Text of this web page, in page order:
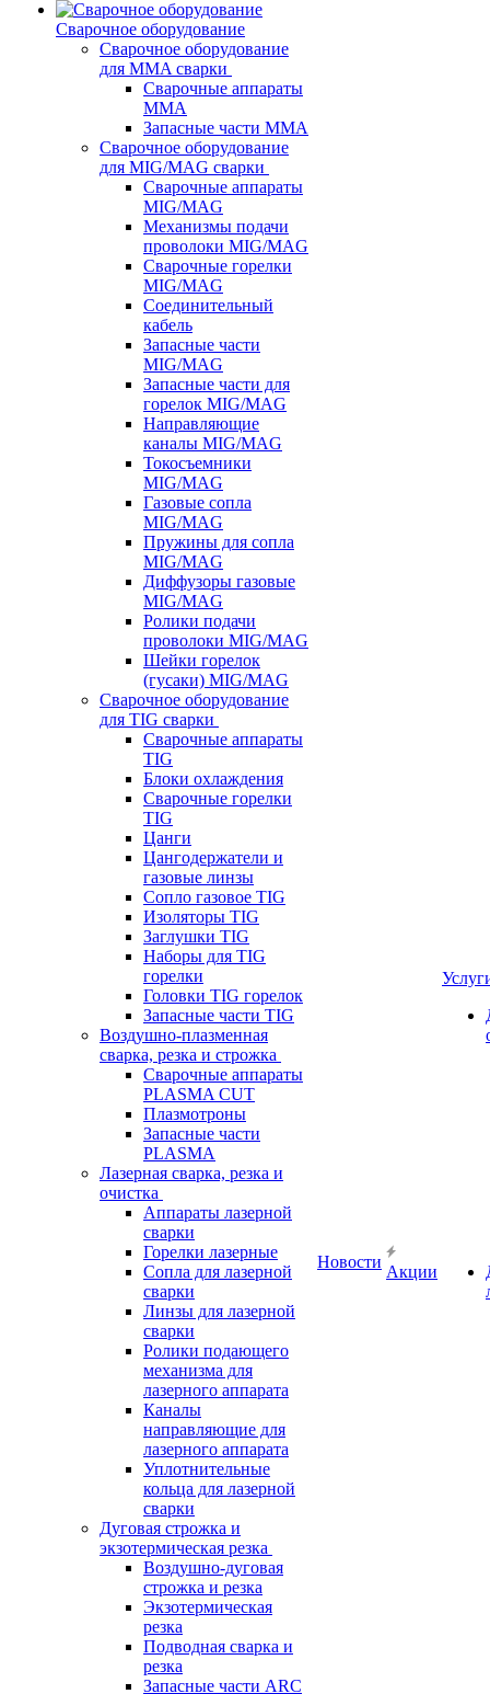
Сварочное оборудование
Сварочное оборудование
для MMA сварки
Сварочные аппараты
MMA
Запасные части MMA
Сварочное оборудование
для MIG/MAG сварки
Сварочные аппараты
MIG/MAG
Механизмы подачи
проволоки MIG/MAG
Сварочные горелки
MIG/MAG
Соединительный
кабель
Запасные части
MIG/MAG
Запасные части для
горелок MIG/MAG
Направляющие
каналы MIG/MAG
Токосъемники
MIG/MAG
Газовые сопла
MIG/MAG
Пружины для сопла
MIG/MAG
Диффузоры газовые
MIG/MAG
Ролики подачи
проволоки MIG/MAG
Шейки горелок
(гусаки) MIG/MAG
Сварочное оборудование
для TIG сварки
Сварочные аппараты
TIG
Блоки охлаждения
Сварочные горелки
TIG
Цанги
Цангодержатели и
газовые линзы
Сопло газовое TIG
Изоляторы TIG
Заглушки TIG
Наборы для TIG
горелки
Головки TIG горелок
Запасные части TIG
Воздушно-плазменная
сварка, резка и строжка
Сварочные аппараты
PLASMA CUT
Плазмотроны
Запасные части
PLASMA
Лазерная сварка, резка и
очистка
Аппараты лазерной
сварки
Горелки лазерные
Сопла для лазерной
сварки
Линзы для лазерной
сварки
Ролики подающего
механизма для
лазерного аппарата
Каналы
направляющие для
лазерного аппарата
Уплотнительные
кольца для лазерной
сварки
Дуговая строжка и
экзотермическая резка
Воздушно-дуговая
строжка и резка
Экзотермическая
резка
Подводная сварка и
резка
Запасные части ARC
Новости
Акции